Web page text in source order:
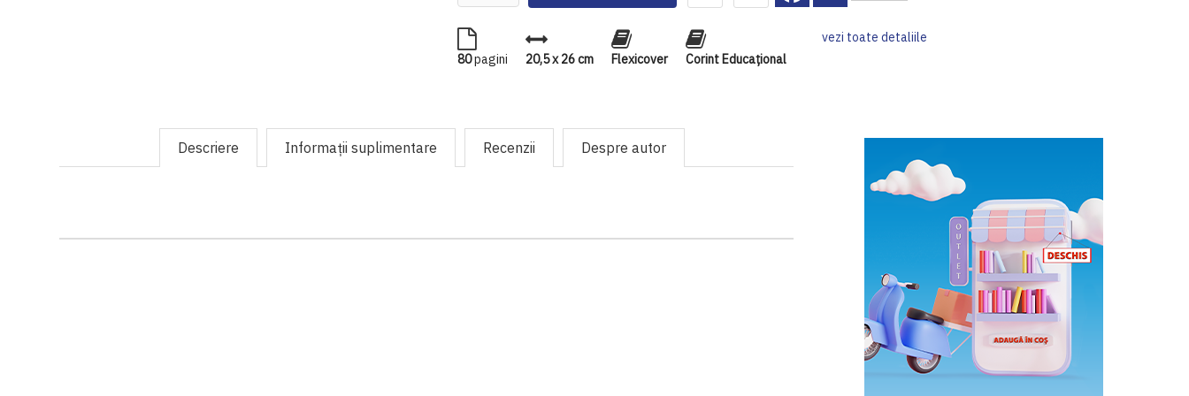
80pagini 20,5 x 26 cm Flexicover Corint Educaţional
vezi toate detaliile
Descriere Informaţii suplimentare Recenzii Despre autor